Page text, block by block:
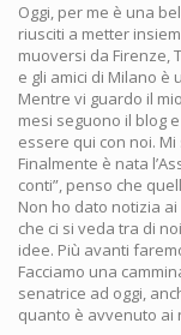
Oggi, per me è una
riusciti a metter
muoversi da Firenze,
e gli amici di Milano
Mentre vi guardo il
mesi seguono il blog
essere qui con noi.
Finalmente è nata
conti”, penso che
Non ho dato notizia
che ci si veda tra di
idee. Più avanti
Facciamo una
senatrice ad oggi,
quanto è avvenuto ai